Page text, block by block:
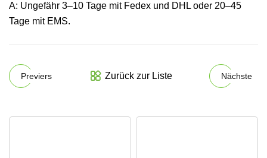
A: Ungefähr 3–10 Tage mit Fedex und DHL oder 20–45
Tage mit EMS.
Previers Zurück zur Liste Nächste